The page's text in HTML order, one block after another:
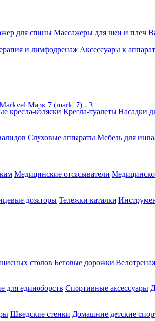
для спины Массажеры для шеи и плеч
и лимфодренаж Аксессуары к
кресла-коляски Кресла-туалеты Насадки
Слуховые аппараты Мебель для
Медицинские отсасыватели
дозаторы Тележки каталки
столов Беговые дорожки
для единоборств Спортивные аксессуары
Шведские стенки Домашние детские